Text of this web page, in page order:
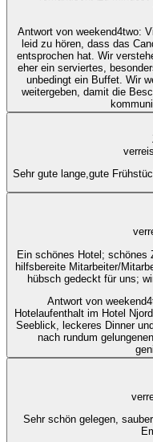
Antwort von weekend4two:
leid zu hören, dass das
entsprochen hat. Wir
eher ein serviertes,
unbedingt ein Buffet. Wir
weitergeben, damit die
Ein schönes Hotel; schönes
hilfsbereite Mitarbeiter/
hübsch gedeckt für uns;
Antwort von
Hotelaufenthalt im Hotel
Seeblick, leckeres Dinner
nach rundum
Sehr schön gelegen,